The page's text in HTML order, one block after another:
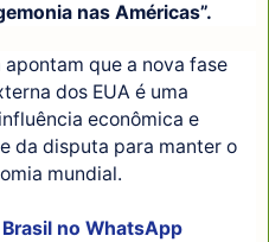
nas Américas”.
que a nova fase
dos EUA é uma
econômica e
da disputa para manter o
mundial.
no WhatsApp